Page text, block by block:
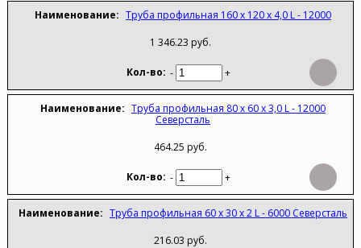
Труба профильная 160 х 120 х 4,0 L - 12000
1 346.23 руб.
- +
Труба профильная 80 х 60 х 3,0 L - 12000
Северсталь
464.25 руб.
- +
Труба профильная 60 х 30 х 2 L - 6000 Северсталь
216.03 руб.